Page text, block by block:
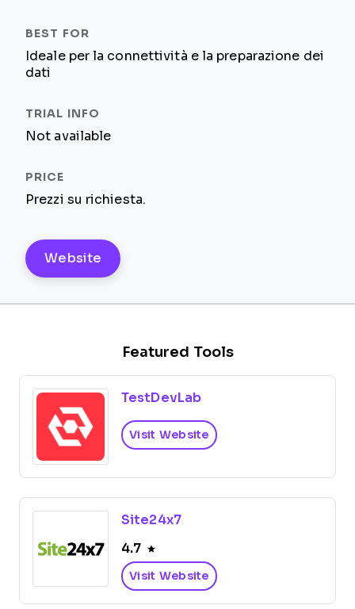
Ideale per la connettività e la preparazione dei
dati
Not available
Prezzi su richiesta.
Website
Featured Tools
TestDevLab
Visit Website
Site24x7
4.7
Visit Website